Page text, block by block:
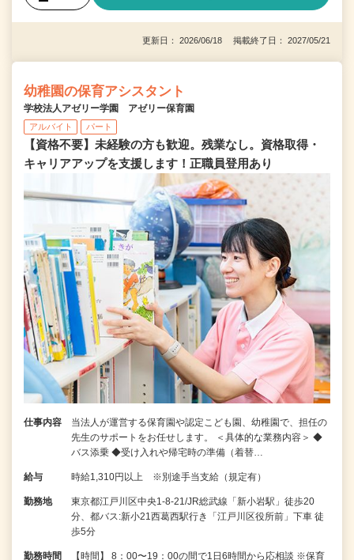
更新日： 2026/06/18 掲載終了日： 2027/05/21
幼稚園の保育アシスタント
学校法人アゼリー学園 アゼリー保育園
アルバイト パート
【資格不要】未経験の方も歓迎。残業なし。資格取得・
キャリアアップを支援します！正職員登用あり
仕事内容
当法人が運営する保育園や認定こども園、幼稚園で、担任の
先生のサポートをお任せします。 ＜具体的な業務内容＞ ◆
バス添乗 ◆受け入れや帰宅時の準備（着替…
給与 時給1,310円以上 ※別途手当支給（規定有）
勤務地
東京都江戸川区中央1-8-21/JR総武線「新小岩駅」徒歩20
分、都バス:新小21西葛西駅行き「江戸川区役所前」下車 徒
歩5分
勤務時間
【時間】 8：00〜19：00の間で1日6時間から応相談 ※保育